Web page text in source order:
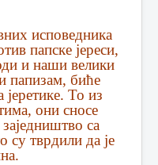
исповедника
папске јереси,
и наши велики
папизам, биће
То из
они сносе
са
су тврдили да је